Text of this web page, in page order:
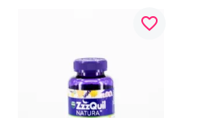
favorite_border